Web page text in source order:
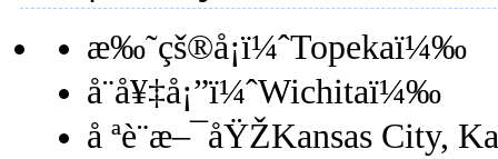
æ‰˜çš®å¡ï¼ˆTopekaï¼‰
å¨å¥‡å¡”ï¼ˆWichitaï¼‰
å ªè¨æ–¯åŸŽKansas City,